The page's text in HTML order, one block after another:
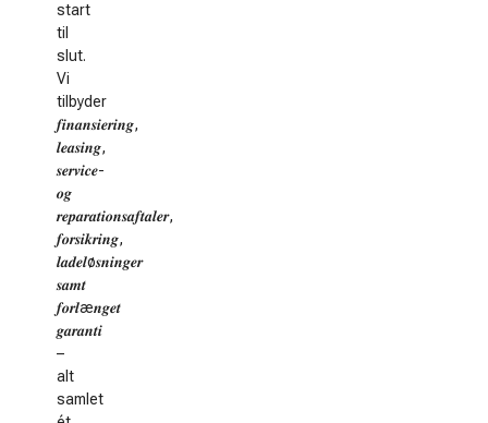
start
til
slut.
Vi
tilbyder
𝒇𝒊𝒏𝒂𝒏𝒔𝒊𝒆𝒓𝒊𝒏𝒈,
𝒍𝒆𝒂𝒔𝒊𝒏𝒈,
𝒔𝒆𝒓𝒗𝒊𝒄𝒆-
𝒐𝒈
𝒓𝒆𝒑𝒂𝒓𝒂𝒕𝒊𝒐𝒏𝒔𝒂𝒇𝒕𝒂𝒍𝒆𝒓,
𝒇𝒐𝒓𝒔𝒊𝒌𝒓𝒊𝒏𝒈,
𝒍𝒂𝒅𝒆𝒍ø𝒔𝒏𝒊𝒏𝒈𝒆𝒓
𝒔𝒂𝒎𝒕
𝒇𝒐𝒓𝒍æ𝒏𝒈𝒆𝒕
𝒈𝒂𝒓𝒂𝒏𝒕𝒊
–
alt
samlet